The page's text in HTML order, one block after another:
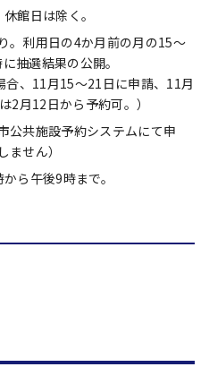
館日は除く。
。利用日の4か月前の月の15～
抽選結果の公開。
合、11月15～21日に申請、11月
2月12日から予約可。）
公共施設予約システムにて申
せん）
ら午後9時まで。